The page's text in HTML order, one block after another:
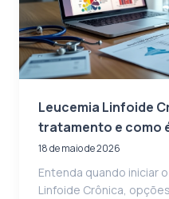
Leucemia Linfoide
tratamento e como
18 de maio de 2026
Entenda quando iniciar
Linfoide Crônica,